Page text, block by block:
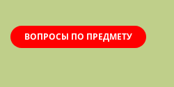
ВОПРОСЫ ПО ПРЕДМЕТУ